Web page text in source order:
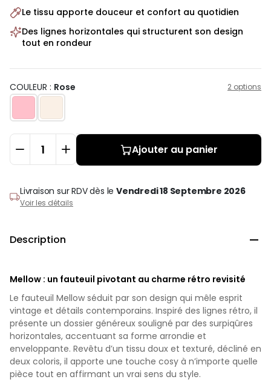
Le tissu apporte douceur et confort au quotidien
Des lignes horizontales qui structurent son design
tout en rondeur
COULEUR : Rose 2 options
Ajouter au panier
Livraison sur RDVdès leVendredi 18 Septembre 2026
Voir les détails
Description 
Mellow : un fauteuil pivotant au charme rétro revisité
Le fauteuil Mellow séduit par son design qui mêle esprit
vintage et détails contemporains. Inspiré des lignes rétro, il
présente un dossier généreux souligné par des surpiqûres
horizontales, accentuant sa forme arrondie et
enveloppante. Revêtu d’un tissu doux et texturé, décliné en
deux coloris, il apporte une touche cosy à n’importe quelle
pièce tout en affirmant un vrai sens du style.